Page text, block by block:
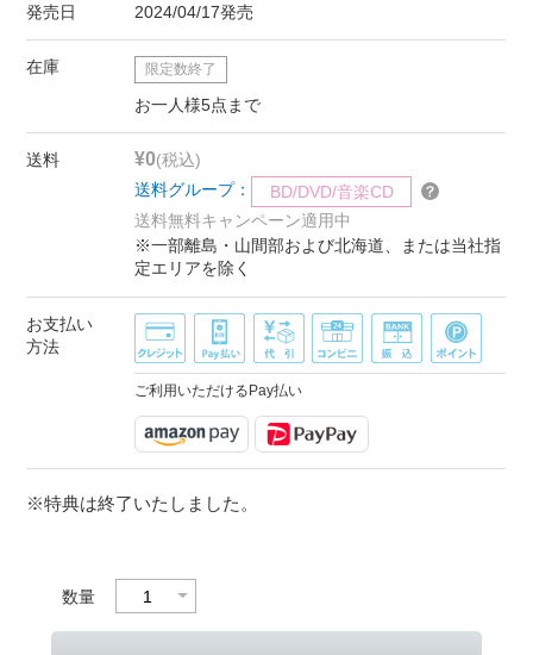
発売日 2024/04/17発売
在庫 限定数終了
お一人様5点まで
送料 ¥0(税込)
送料グループ：
BD/DVD/音楽CD
送料無料キャンペーン適用中
※一部離島・山間部および北海道、または当社指
定エリアを除く
お支払い
方法
ご利用いただけるPay払い
※特典は終了いたしました。
数量